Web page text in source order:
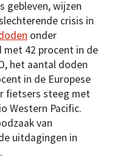
gebleven, wijzen
crisis in
onder
42 procent in de
het aantal doden
in de Europese
fietsers steeg met
Western Pacific.
van
uitdagingen in